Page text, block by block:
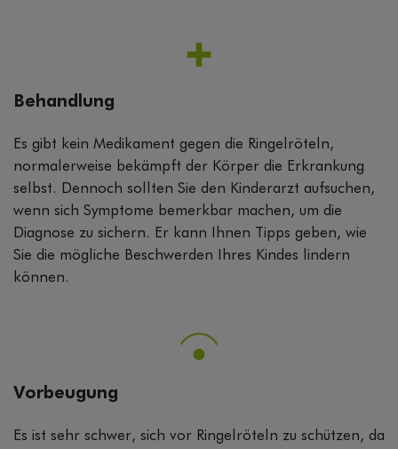
Behandlung
Es gibt kein Medikament gegen die Ringelröteln,
normalerweise bekämpft der Körper die Erkrankung
selbst. Dennoch sollten Sie den Kinderarzt aufsuchen,
wenn sich Symptome bemerkbar machen, um die
Diagnose zu sichern. Er kann Ihnen Tipps geben, wie
Sie die mögliche Beschwerden Ihres Kindes lindern
können.
Vorbeugung
Es ist sehr schwer, sich vor Ringelröteln zu schützen, da